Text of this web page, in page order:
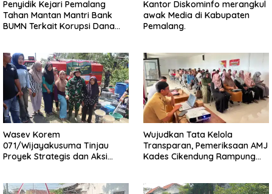
Penyidik Kejari Pemalang
Tahan Mantan Mantri Bank
BUMN Terkait Korupsi Dana
Kantor Diskominfo merangkul
awak Media di Kabupaten
Pemalang.
Wasev Korem
071/Wijayakusuma Tinjau
Proyek Strategis dan Aksi
Wujudkan Tata Kelola
Transparan, Pemeriksaan AMJ
Kades Cikendung Rampung